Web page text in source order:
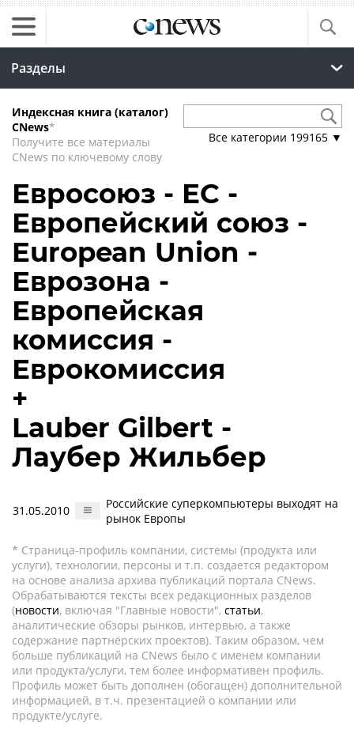
Разделы
Индексная книга (каталог)
CNews*
Получите все материалы
CNews по ключевому слову
Все категории 199165 ▼
Евросоюз - ЕС -
Европейский союз -
European Union -
Еврозона -
Европейская
комиссия -
Еврокомиссия
+
Lauber Gilbert -
Лаубер Жильбер
31.05.2010
Российские суперкомпьютеры выходят на
рынок Европы
* Страница-профиль компании, системы (продукта или
услуги), технологии, персоны и т.п. создается редактором
на основе анализа архива публикаций портала CNews.
Обрабатываются тексты всех редакционных разделов
(новости, включая "Главные новости", статьи,
аналитические обзоры рынков, интервью, а также
содержание партнёрских проектов). Таким образом, чем
больше публикаций на CNews было с именем компании
или продукта/услуги, тем более информативен профиль.
Профиль может быть дополнен (обогащен) дополнительной
информацией, в т.ч. презентацией о компании или
продукте/услуге.